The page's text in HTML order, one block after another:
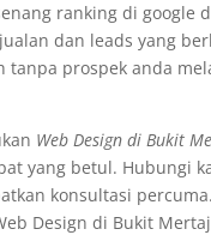
ranking di google
dan leads yang
tanpa prospek anda
Web Design di Bukit
yang betul. Hubungi
konsultasi
Design di Bukit